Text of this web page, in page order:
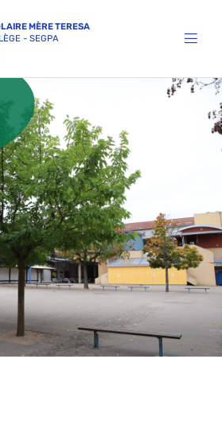
MÈRE TERESA
- SEGPA